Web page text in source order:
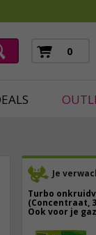
0
Je
Turbo
(Concentraat,
Ook voor je